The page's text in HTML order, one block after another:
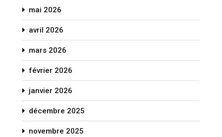
mai 2026
avril 2026
mars 2026
février 2026
janvier 2026
décembre 2025
novembre 2025